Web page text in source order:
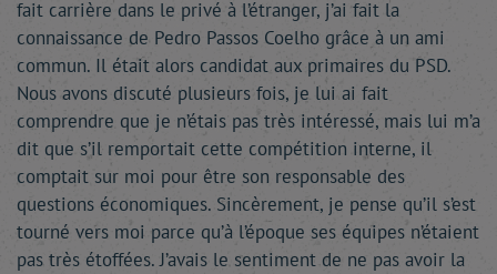
fait carrière dans le privé à l’étranger, j’ai fait la
connaissance de Pedro Passos Coelho grâce à un ami
commun. Il était alors candidat aux primaires du PSD.
Nous avons discuté plusieurs fois, je lui ai fait
comprendre que je n’étais pas très intéressé, mais lui m’a
dit que s’il remportait cette compétition interne, il
comptait sur moi pour être son responsable des
questions économiques. Sincèrement, je pense qu’il s’est
tourné vers moi parce qu’à l’époque ses équipes n’étaient
pas très étoffées. J’avais le sentiment de ne pas avoir la